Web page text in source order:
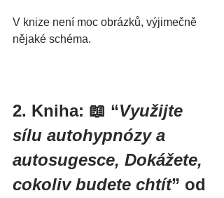
V knize není moc obrázků, výjimečně
nějaké schéma.
2. Kniha: 📖 “Využijte
sílu autohypnózy a
autosugesce, Dokážete,
cokoliv budete chtít” od